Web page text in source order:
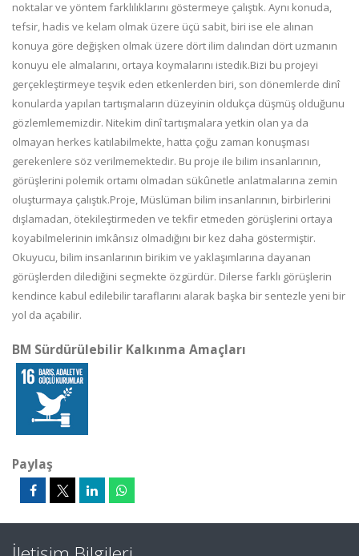
noktalar ve yöntem farklılıklarını göstermeye çalıştık. Aynı konuda,
tefsir, hadis ve kelam olmak üzere üçü sabit, biri ise ele alınan
konuya göre değişken olmak üzere dört ilim dalından dört uzmanın
konuyu ele almalarını, ortaya koymalarını istedik.Bizi bu projeyi
gerçekleştirmeye teşvik eden etkenlerden biri, son dönemlerde dinî
konularda yapılan tartışmaların düzeyinin oldukça düşmüş olduğunu
gözlemlememizdir. Nitekim dinî tartışmalara yetkin olan ya da
olmayan herkes katılabilmekte, hatta çoğu zaman konuşması
gerekenlere söz verilmemektedir. Bu proje ile bilim insanlarının,
görüşlerini polemik ortamı olmadan sükûnetle anlatmalarına zemin
oluşturmaya çalıştık.Proje, Müslüman bilim insanlarının, birbirlerini
dışlamadan, ötekileştirmeden ve tekfir etmeden görüşlerini ortaya
koyabilmelerinin imkânsız olmadığını bir kez daha göstermiştir.
Okuyucu, bilim insanlarının birikim ve yaklaşımlarına dayanan
görüşlerden dilediğini seçmekte özgürdür. Dilerse farklı görüşlerin
kendince kabul edilebilir taraflarını alarak başka bir sentezle yeni bir
yol da açabilir.
BM Sürdürülebilir Kalkınma Amaçları
Paylaş